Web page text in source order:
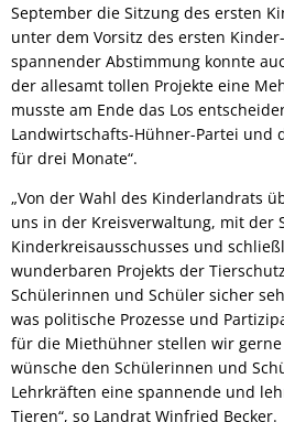
September die Sitzung des ersten
unter dem Vorsitz des ersten
spannender Abstimmung konnte
der allesamt tollen Projekte eine
musste am Ende das Los
Landwirtschafts-Hühner-Partei und
für drei Monate“.
„Von der Wahl des Kinderlandrats
uns in der Kreisverwaltung, mit der
Kinderkreisausschusses und
wunderbaren Projekts der
Schülerinnen und Schüler sicher
was politische Prozesse und
für die Miethühner stellen wir
wünsche den Schülerinnen und
Lehrkräften eine spannende und
Tieren“, so Landrat Winfried Becker.